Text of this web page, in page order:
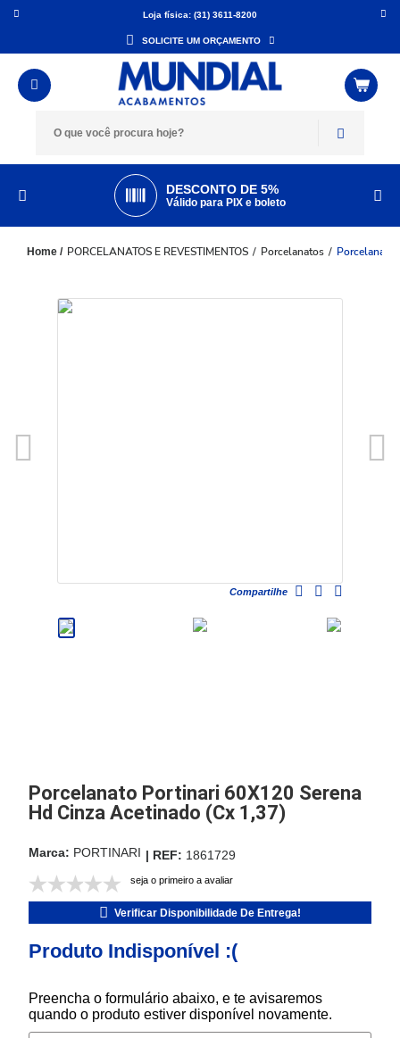
Loja física: (31) 3611-8200
SOLICITE UM ORÇAMENTO
DESCONTO DE 5%
Válido para PIX e boleto
PORCELANATOS E REVESTIMENTOS Porcelanatos Porcelanato
Compartilhe
Porcelanato Portinari 60X120 Serena
Hd Cinza Acetinado (Cx 1,37)
PORTINARI 1861729
seja o primeiro a avaliar
Verificar Disponibilidade De Entrega!
Produto Indisponível :(
Preencha o formulário abaixo, e te avisaremos
quando o produto estiver disponível novamente.